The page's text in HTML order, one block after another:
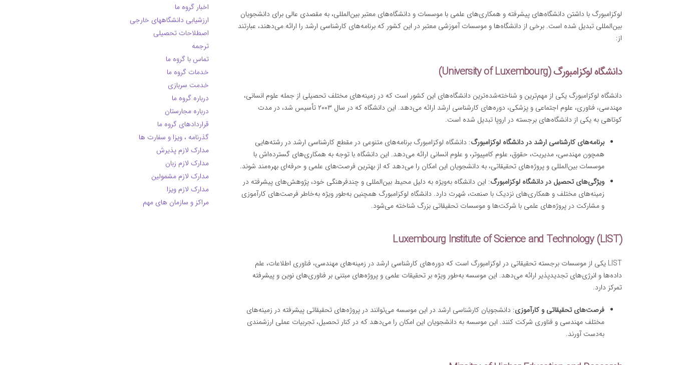
لوکزامبورگ با داشتن دانشگاه‌های پیشرفته و همکاری‌های علمی با موسسات و دانشگاه‌های معتبر بین‌المللی، به مقصدی عالی برای دانشجویان
بین‌المللی تبدیل شده است. برخی از دانشگاه‌ها و موسسات آموزشی معتبر در این کشور که برنامه‌های کارشناسی ارشد را ارائه می‌دهند، عبارتند
از:
دانشگاه لوکزامبورگ (University of Luxembourg)
دانشگاه لوکزامبورگ یکی از مهم‌ترین و شناخته‌شده‌ترین دانشگاه‌های این کشور است که در زمینه‌های مختلف تحصیلی از جمله علوم انسانی،
مهندسی، فناوری، علوم اجتماعی و پزشکی، دوره‌های کارشناسی ارشد ارائه می‌دهد. این دانشگاه که در سال ۲۰۰۳ تأسیس شد، در مدت
کوتاهی به یکی از دانشگاه‌های برجسته در اروپا تبدیل شده است.
برنامه‌های کارشناسی ارشد در دانشگاه لوکزامبورگ: دانشگاه لوکزامبورگ برنامه‌های متنوعی در مقطع کارشناسی ارشد در رشته‌هایی
همچون مهندسی، مدیریت، حقوق، علوم کامپیوتر، و علوم انسانی ارائه می‌دهد. این دانشگاه با توجه به همکاری‌های گسترده‌اش با
موسسات بین‌المللی و پروژه‌های تحقیقاتی، به دانشجویان این امکان را می‌دهد که از بهترین فرصت‌های علمی و حرفه‌ای بهره‌مند شوند.
ویژگی‌های تحصیل در دانشگاه لوکزامبورگ: این دانشگاه به‌ویژه به دلیل محیط بین‌المللی و چندفرهنگی خود، پژوهش‌های پیشرفته در
زمینه‌های مختلف و همکاری‌های نزدیک با صنعت، شهرت دارد. دانشگاه لوکزامبورگ همچنین به‌طور ویژه به‌خاطر فرصت‌های کارآموزی
و مشارکت در پروژه‌های علمی با شرکت‌ها و موسسات تحقیقاتی بزرگ شناخته می‌شود.
Luxembourg Institute of Science and Technology (LIST)
LIST یکی از موسسات برجسته تحقیقاتی در لوکزامبورگ است که دوره‌های کارشناسی ارشد در زمینه‌های مهندسی، فناوری اطلاعات، علم
داده‌ها و انرژی‌های تجدیدپذیر ارائه می‌دهد. این موسسه به‌طور ویژه بر تحقیقات علمی و پروژه‌های مبتنی بر فناوری‌های نوین و پیشرفته
تمرکز دارد.
فرصت‌های تحقیقاتی و کارآموزی: دانشجویان کارشناسی ارشد در این موسسه می‌توانند در پروژه‌های تحقیقاتی پیشرفته در زمینه‌های
مختلف مهندسی و فناوری شرکت کنند. این موسسه به دانشجویان این امکان را می‌دهد که در کنار تحصیل، تجربیات عملی ارزشمندی
به‌دست آورند.
اخبار گروه ما
ارزشیابی دانشگاههای خارجی
اصطلاحات تحصیلی
ترجمه
تماس با گروه ما
خدمات گروه ما
خدمت سربازی
درباره گروه ما
درباره مجارستان
قراردادهای گروه ما
گذرنامه ، ویزا و سفارت ها
مدارک لازم پذیرش
مدارک لازم زبان
مدارک لازم مشمولین
مدارک لازم ویزا
مراکز و سازمان های مهم